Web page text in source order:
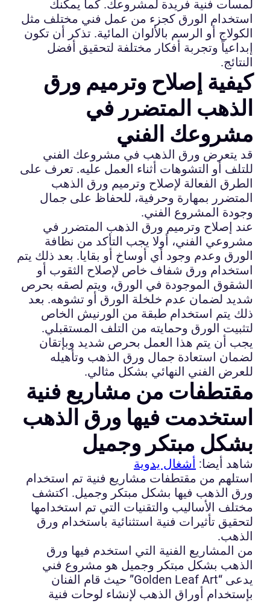
لمسات فنية فريدة لمشروعك. كما يمكنك
استخدام الورق كجزء من عمل فني مختلف مثل
الكولاج أو الرسم بالألوان المائية. تذكر أن تكون
إبداعياً وتجربة أفكار مختلفة لتحقيق أفضل
النتائج.
كيفية إصلاح وترميم ورق
الذهب المتضرر في
مشروعك الفني
قد يتعرض ورق الذهب في مشروعك الفني
للتلف أو التشوهات أثناء العمل عليه. تعرف على
الطرق الفعالة لإصلاح وترميم ورق الذهب
المتضرر بمهارة وحرفية، للحفاظ على جمال
وجودة المشروع الفني.
عند إصلاح وترميم ورق الذهب المتضرر في
مشروعي الفني، أولا يجب التأكد من نظافة
الورق وعدم وجود أي أوساخ أو بقايا. بعد ذلك يتم
استخدام ورق شفاف خاص لإصلاح الثقوب أو
الشقوق الموجودة في الورق، ويتم لصقه بحرص
شديد لضمان عدم خلخلة الورق أو تشوهه. بعد
ذلك يتم استخدام طبقة من الورنيش الخاص
لتثبيت الورق وحمايته من التلف المستقبلي.
يجب أن يتم هذا العمل بحرص شديد وبإتقان
لضمان استعادة جمال ورق الذهب وتأهيله
للعرض الفني النهائي بشكل مثالي.
مقتطفات من مشاريع فنية
استخدمت فيها ورق الذهب
بشكل مبتكر وجميل
شاهد أيضا: أشغال يدوية
استلهم من مقتطفات مشاريع فنية تم استخدام
ورق الذهب فيها بشكل مبتكر وجميل. اكتشف
مختلف الأساليب والتقنيات التي تم استخدامها
لتحقيق تأثيرات فنية استثنائية باستخدام ورق
الذهب.
من المشاريع الفنية التي استخدم فيها ورق
الذهب بشكل مبتكر وجميل هو مشروع فني
يدعى “Golden Leaf Art” حيث قام الفنان
بإستخدام أوراق الذهب لإنشاء لوحات فنية